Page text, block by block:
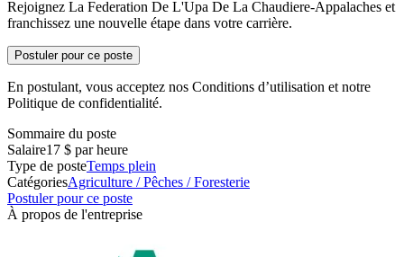
Rejoignez La Federation De L'Upa De La Chaudiere-Appalaches et
franchissez une nouvelle étape dans votre carrière.
Postuler pour ce poste
En postulant, vous acceptez nos Conditions d’utilisation et notre
Politique de confidentialité.
Sommaire du poste
Salaire17 $ par heure
Type de posteTemps plein
CatégoriesAgriculture / Pêches / Foresterie
Postuler pour ce poste
À propos de l'entreprise